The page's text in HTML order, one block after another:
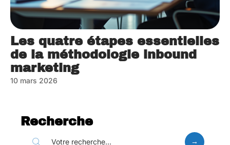
Les quatre étapes essentielles
de la méthodologie inbound
marketing
10 mars 2026
Recherche